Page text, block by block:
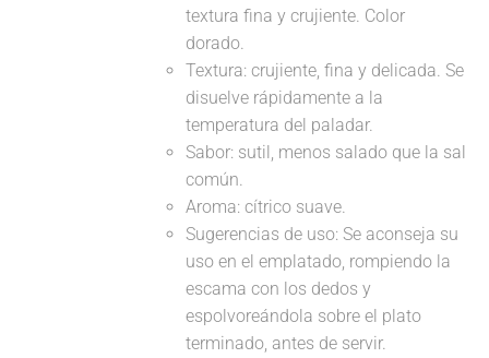
textura fina y crujiente. Color
dorado.
Textura: crujiente, fina y delicada. Se
disuelve rápidamente a la
temperatura del paladar.
Sabor: sutil, menos salado que la sal
común.
Aroma: cítrico suave.
Sugerencias de uso: Se aconseja su
uso en el emplatado, rompiendo la
escama con los dedos y
espolvoreándola sobre el plato
terminado, antes de servir.